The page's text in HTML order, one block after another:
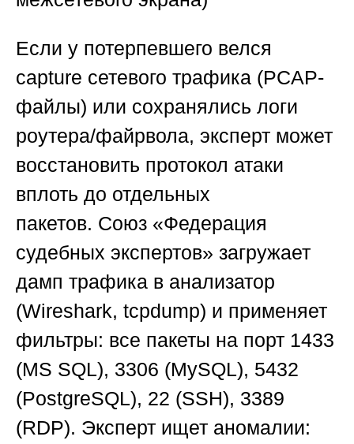
Если у потерпевшего велся
capture сетевого трафика (PCAP-
файлы) или сохранялись логи
роутера/файрвола, эксперт может
восстановить протокол атаки
вплоть до отдельных
пакетов. Союз «Федерация
судебных экспертов» загружает
дамп трафика в анализатор
(Wireshark, tcpdump) и применяет
фильтры: все пакеты на порт 1433
(MS SQL), 3306 (MySQL), 5432
(PostgreSQL), 22 (SSH), 3389
(RDP). Эксперт ищет аномалии: